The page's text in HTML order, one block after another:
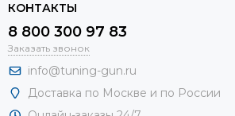
КОНТАКТЫ
8 800 300 97 83
Заказать звонок
info@tuning-gun.ru
Доставка по Москве и по России